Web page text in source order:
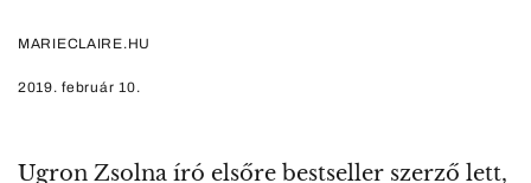
MARIECLAIRE.HU
2019. február 10.
Ugron Zsolna író elsőre bestseller szerző lett,